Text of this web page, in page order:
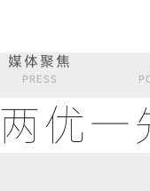
媒体聚焦
PRESS
两优一